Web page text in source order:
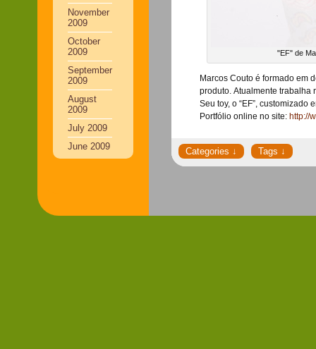
November
2009
October
2009
September
2009
August
2009
July 2009
June 2009
"EF" de
Marcos Couto é formado em
produto. Atualmente trabalha
Seu toy, o “EF”,
Portfólio online no site: http://